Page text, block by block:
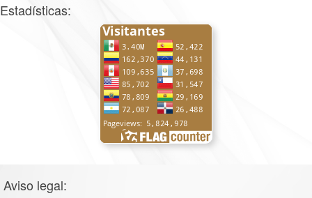
Estadísticas:
Aviso legal: